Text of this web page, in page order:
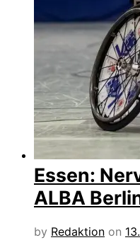
Essen:
ALBA
by Redaktion on